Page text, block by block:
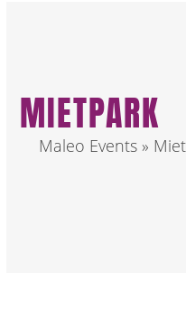
MIETPARK
Maleo Events »